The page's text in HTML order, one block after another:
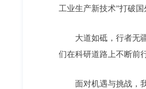
工业生产新技术”打破
大道如砥，行者无
们在科研道路上不断前行
面对机遇与挑战，